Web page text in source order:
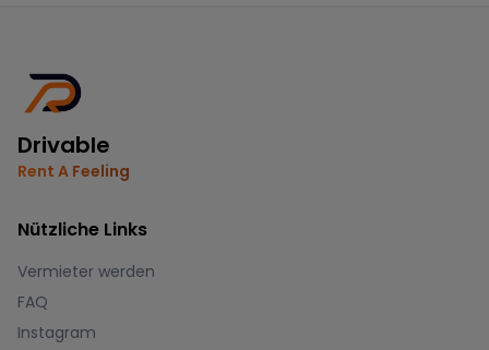
Drivable
Rent A Feeling
Nützliche Links
Vermieter werden
FAQ
Instagram